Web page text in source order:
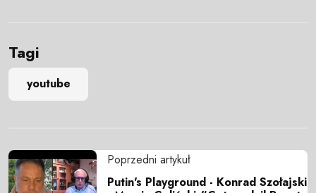
Tagi
youtube
Poprzedni artykuł
Putin's Playground - Konrad Szołajski